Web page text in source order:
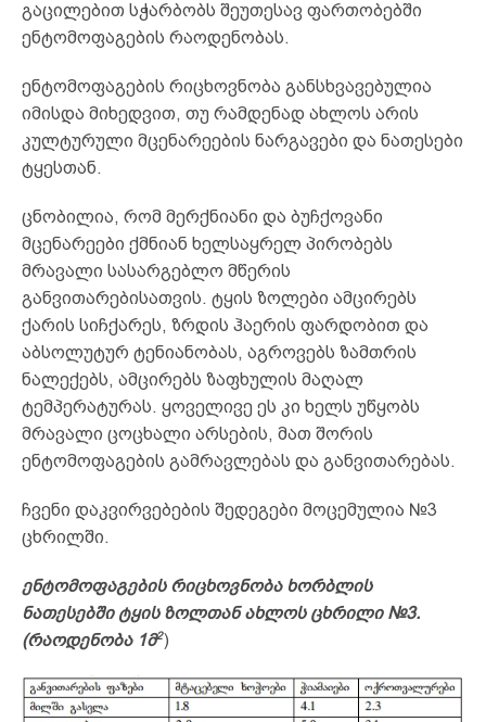
გაცილებით სჭარბობს შეუთესავ ფართობებში
ენტომოფაგების რაოდენობას.
ენტომოფაგების რიცხოვნობა განსხვავებულია
იმისდა მიხედვით, თუ რამდენად ახლოს არის
კულტურული მცენარეების ნარგავები და ნათესები
ტყესთან.
ცნობილია, რომ მერქნიანი და ბუჩქოვანი
მცენარეები ქმნიან ხელსაყრელ პირობებს
მრავალი სასარგებლო მწერის
განვითარებისათვის. ტყის ზოლები ამცირებს
ქარის სიჩქარეს, ზრდის ჰაერის ფარდობით და
აბსოლუტურ ტენიანობას, აგროვებს ზამთრის
ნალექებს, ამცირებს ზაფხულის მაღალ
ტემპერატურას. ყოველივე ეს კი ხელს უწყობს
მრავალი ცოცხალი არსების, მათ შორის
ენტომოფაგების გამრავლებას და განვითარებას.
ჩვენი დაკვირვებების შედეგები მოცემულია №3
ცხრილში.
ენტომოფაგების რიცხოვნობა ხორბლის
ნათესებში ტყის ზოლთან ახლოს ცხრილი №3.
(რაოდენობა 1მ2)